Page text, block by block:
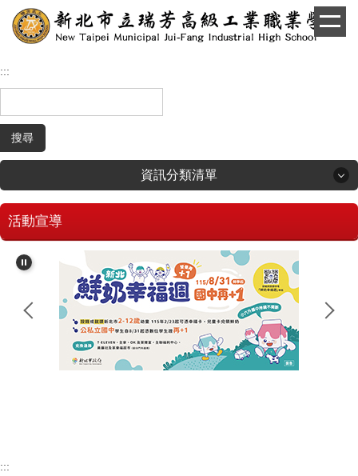
跳
到
內
:::
搜尋
資訊分類清單
回首頁
學生和家長專區
招生專區
活動宣導
:::